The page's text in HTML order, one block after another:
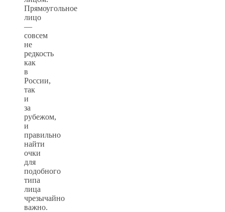
Прямоугольное
лицо
—
совсем
не
редкость
как
в
России,
так
и
за
рубежом,
и
правильно
найти
очки
для
подобного
типа
лица
чрезычайно
важно.